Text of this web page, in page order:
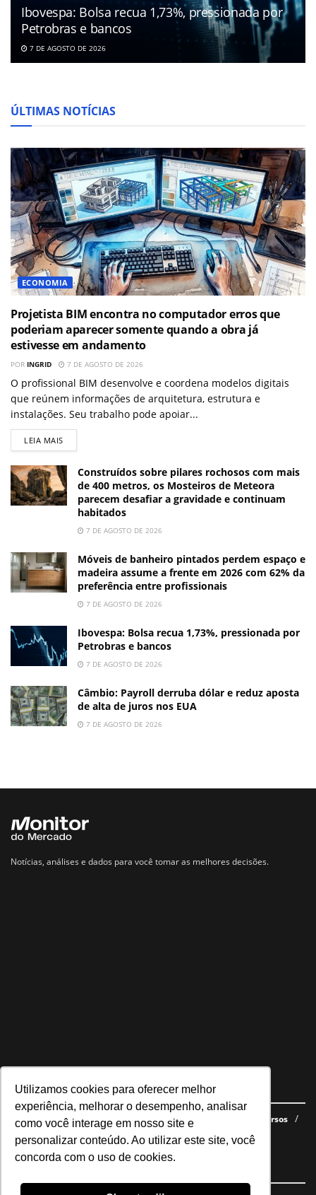
Utilizamos cookies para oferecer melhor
experiência, melhorar o desempenho, analisar
como você interage em nosso site e
personalizar conteúdo. Ao utilizar este site, você
concorda com o uso de cookies.
Ibovespa: Bolsa recua 1,73%, pressionada por
Petrobras e bancos
7 DE AGOSTO DE 2026
ÚLTIMAS NOTÍCIAS
ECONOMIA
Projetista BIM encontra no computador erros que
poderiam aparecer somente quando a obra já
estivesse em andamento
POR INGRID 7 DE AGOSTO DE 2026
O profissional BIM desenvolve e coordena modelos digitais
que reúnem informações de arquitetura, estrutura e
instalações. Seu trabalho pode apoiar...
LEIA MAIS
Construídos sobre pilares rochosos com mais
de 400 metros, os Mosteiros de Meteora
parecem desafiar a gravidade e continuam
habitados
7 DE AGOSTO DE 2026
Móveis de banheiro pintados perdem espaço e
madeira assume a frente em 2026 com 62% da
preferência entre profissionais
7 DE AGOSTO DE 2026
Ibovespa: Bolsa recua 1,73%, pressionada por
Petrobras e bancos
7 DE AGOSTO DE 2026
Câmbio: Payroll derruba dólar e reduz aposta
de alta de juros nos EUA
7 DE AGOSTO DE 2026
Notícias, análises e dados para você tomar as melhores decisões.
Navegue no site
Últimas notícias Quem somos E-books gratuitos
Cursos
Política de privacidade